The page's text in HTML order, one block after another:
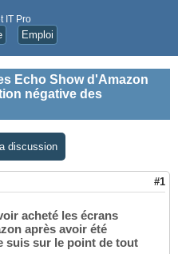
IT Pro
Emploi
Echo Show d'Amazon
négative des
discussion
#1
acheté les écrans
après avoir été
suis sur le point de tout